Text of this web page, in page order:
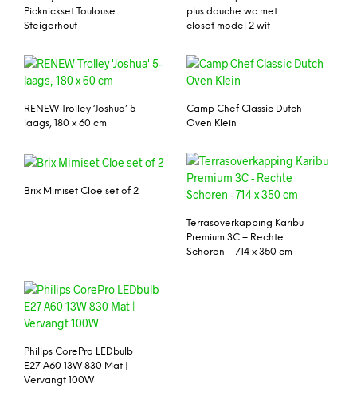
Picknickset Toulouse
Steigerhout
plus douche wc met
closet model 2 wit
RENEW Trolley ‘Joshua’ 5-
laags, 180 x 60 cm
Camp Chef Classic Dutch
Oven Klein
Brix Mimiset Cloe set of 2
Terrasoverkapping Karibu
Premium 3C – Rechte
Schoren – 714 x 350 cm
Philips CorePro LEDbulb
E27 A60 13W 830 Mat |
Vervangt 100W